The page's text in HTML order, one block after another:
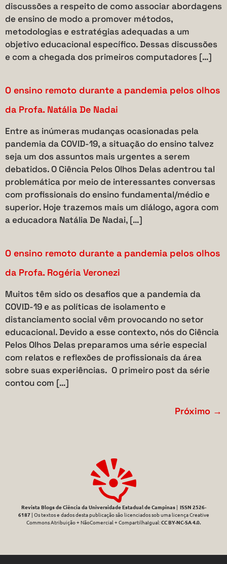
discussões a respeito de como associar abordagens
de ensino de modo a promover métodos,
metodologias e estratégias adequadas a um
objetivo educacional específico. Dessas discussões
e com a chegada dos primeiros computadores […]
O ensino remoto durante a pandemia pelos olhos
da Profa. Natália De Nadai
Entre as inúmeras mudanças ocasionadas pela
pandemia da COVID-19, a situação do ensino talvez
seja um dos assuntos mais urgentes a serem
debatidos. O Ciência Pelos Olhos Delas adentrou tal
problemática por meio de interessantes conversas
com profissionais do ensino fundamental/médio e
superior. Hoje trazemos mais um diálogo, agora com
a educadora Natália De Nadai, […]
O ensino remoto durante a pandemia pelos olhos
da Profa. Rogéria Veronezi
Muitos têm sido os desafios que a pandemia da
COVID-19 e as políticas de isolamento e
distanciamento social vêm provocando no setor
educacional. Devido a esse contexto, nós do Ciência
Pelos Olhos Delas preparamos uma série especial
com relatos e reflexões de profissionais da área
sobre suas experiências. O primeiro post da série
contou com […]
Próximo →
Revista Blogs de Ciência da Universidade Estadual de Campinas| ISSN 2526-
6187| Os textos e dados desta publicação são licenciados sob uma licença Creative
Commons Atribuição + NãoComercial + CompartilhaIgual:CC BY-NC-SA 4.0.